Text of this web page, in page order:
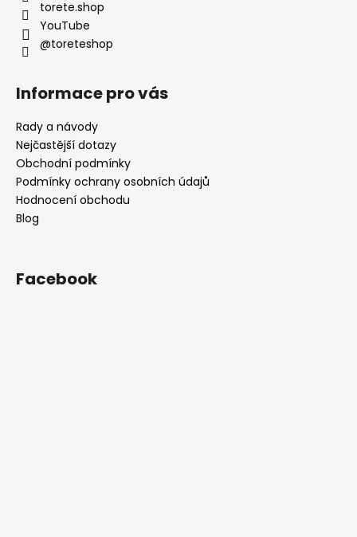
torete.shop
YouTube
@toreteshop
Informace pro vás
Rady a návody
Nejčastější dotazy
Obchodní podmínky
Podmínky ochrany osobních údajů
Hodnocení obchodu
Blog
Facebook